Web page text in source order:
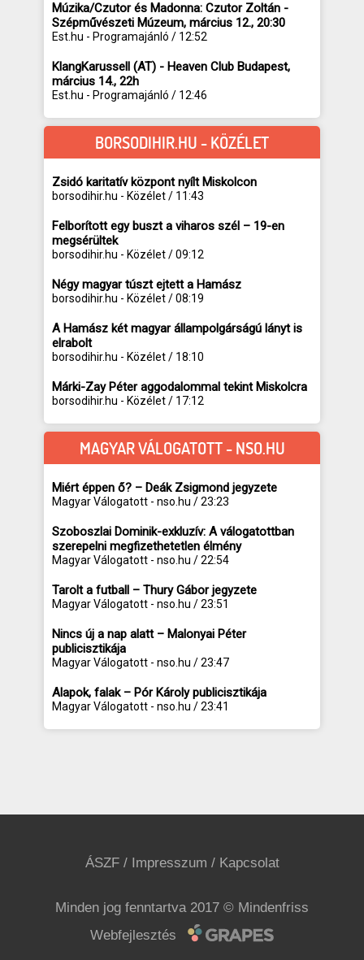
Múzika/Czutor és Madonna: Czutor Zoltán -
Szépművészeti Múzeum, március 12., 20:30
Est.hu - Programajánló / 12:52
KlangKarussell (AT) - Heaven Club Budapest,
március 14., 22h
Est.hu - Programajánló / 12:46
BORSODIHIR.HU - KÖZÉLET
Zsidó karitatív központ nyílt Miskolcon
borsodihir.hu - Közélet / 11:43
Felborított egy buszt a viharos szél – 19-en
megsérültek
borsodihir.hu - Közélet / 09:12
Négy magyar túszt ejtett a Hamász
borsodihir.hu - Közélet / 08:19
A Hamász két magyar állampolgárságú lányt is
elrabolt
borsodihir.hu - Közélet / 18:10
Márki-Zay Péter aggodalommal tekint Miskolcra
borsodihir.hu - Közélet / 17:12
MAGYAR VÁLOGATOTT - NSO.HU
Miért éppen ő? – Deák Zsigmond jegyzete
Magyar Válogatott - nso.hu / 23:23
Szoboszlai Dominik-exkluzív: A válogatottban
szerepelni megfizethetetlen élmény
Magyar Válogatott - nso.hu / 22:54
Tarolt a futball – Thury Gábor jegyzete
Magyar Válogatott - nso.hu / 23:51
Nincs új a nap alatt – Malonyai Péter
publicisztikája
Magyar Válogatott - nso.hu / 23:47
Alapok, falak – Pór Károly publicisztikája
Magyar Válogatott - nso.hu / 23:41
ÁSZF/ Impresszum / Kapcsolat
Minden jog fenntartva 2017 © Mindenfriss
Webfejlesztés